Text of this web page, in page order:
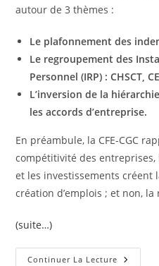
autour de 3 thèmes :
Le plafonnement des
Le regroupement des
Personnel (IRP) : CHSCT,
L’inversion de la
les accords d’entreprise.
En préambule, la CFE-CGC
compétitivité des entreprises,
et les investissements créent
création d’emplois ; et non,
(suite…)
Continuer La Lecture